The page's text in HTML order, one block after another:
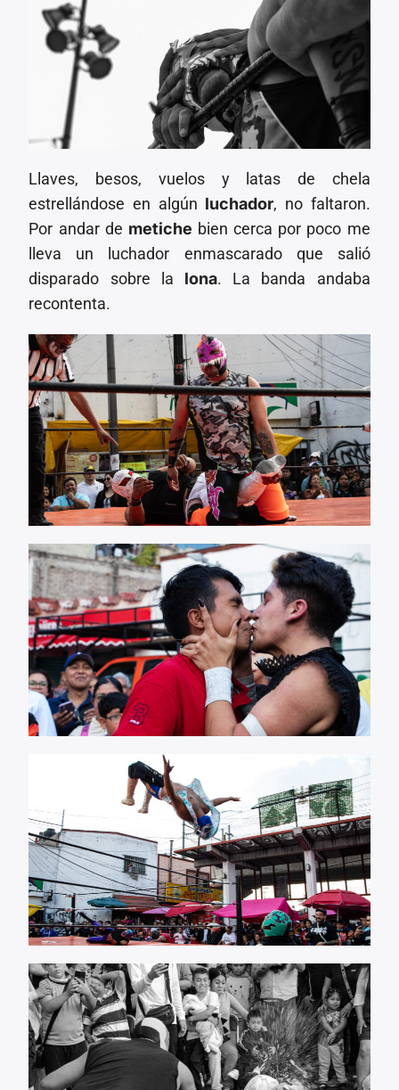
Llaves, besos, vuelos y latas de chela
estrellándose en algún luchador, no faltaron.
Por andar de metiche bien cerca por poco me
lleva un luchador enmascarado que salió
disparado sobre la lona. La banda andaba
recontenta.